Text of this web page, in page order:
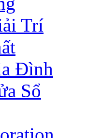
Trí
Đình
Sổ